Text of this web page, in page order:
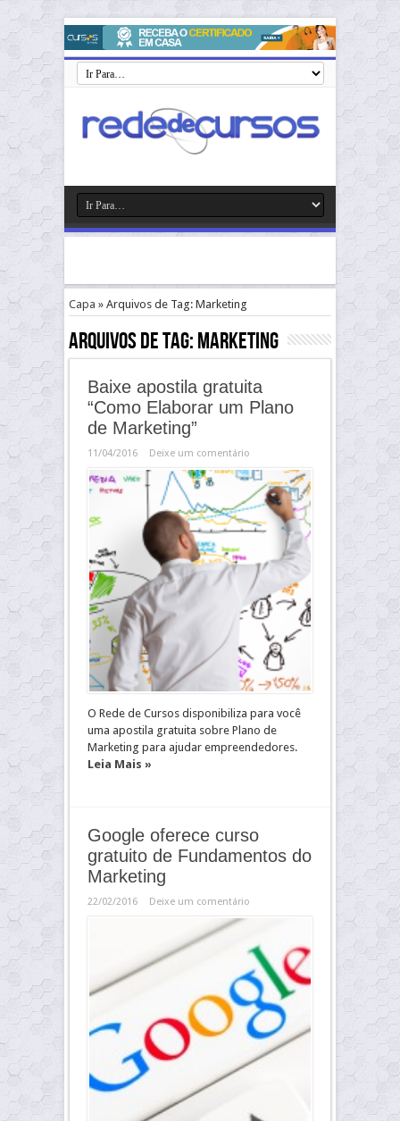
Capa » Arquivos de Tag: Marketing
Arquivos de Tag:Marketing
Baixe apostila gratuita
“Como Elaborar um Plano
de Marketing”
11/04/2016 Deixe um comentário
O Rede de Cursos disponibiliza para você
uma apostila gratuita sobre Plano de
Marketing para ajudar empreendedores.
Leia Mais »
Google oferece curso
gratuito de Fundamentos do
Marketing
22/02/2016 Deixe um comentário